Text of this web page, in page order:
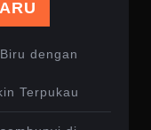
dengan
Terpukau